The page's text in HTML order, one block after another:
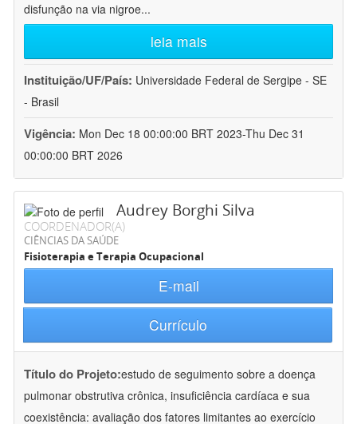
disfunção na via nigroe...
leia mais
Instituição/UF/País: Universidade Federal de Sergipe - SE
- Brasil
Vigência: Mon Dec 18 00:00:00 BRT 2023-Thu Dec 31
00:00:00 BRT 2026
Audrey Borghi Silva
COORDENADOR(A)
CIÊNCIAS DA SAÚDE
Fisioterapia e Terapia Ocupacional
E-mail
Currículo
Título do Projeto:estudo de seguimento sobre a doença
pulmonar obstrutiva crônica, insuficiência cardíaca e sua
coexistência: avaliação dos fatores limitantes ao exercício